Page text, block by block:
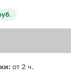
от 2 ч.